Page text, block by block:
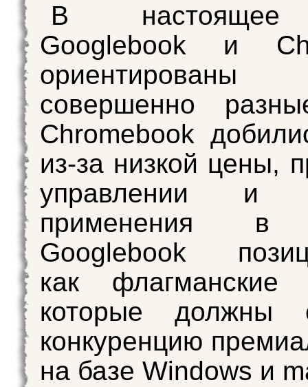
В
Googlebook и
совершенно
Chromebook
из-за низкой цены,
управлении и
применения в
Googlebook
как флагманские
которые должны
конкуренцию
на базе Windows и